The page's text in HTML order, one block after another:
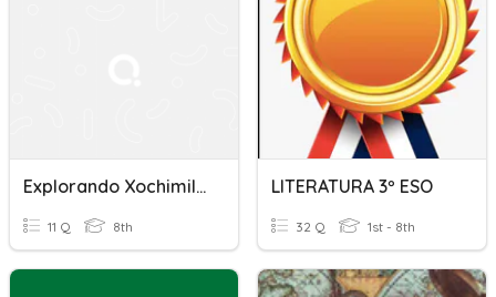
Explorando Xochimilco: Tradiciones Y Cultura
11 Q 8th
LITERATURA 3º ESO
32 Q 1st - 8th